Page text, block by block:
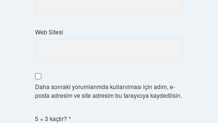
Web Sitesi
Daha sonraki yorumlarımda kullanılması için adım, e-
posta adresim ve site adresim bu tarayıcıya kaydedilsin.
5 + 3 kaçtır? *